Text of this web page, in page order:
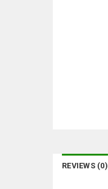
REVIEWS (0)